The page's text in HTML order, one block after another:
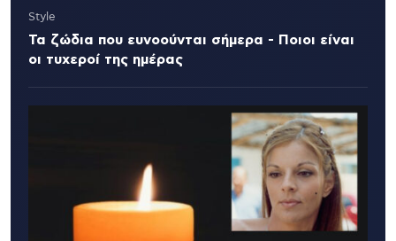
Style
Τα ζώδια που ευνοούνται σήμερα - Ποιοι είναι
οι τυχεροί της ημέρας